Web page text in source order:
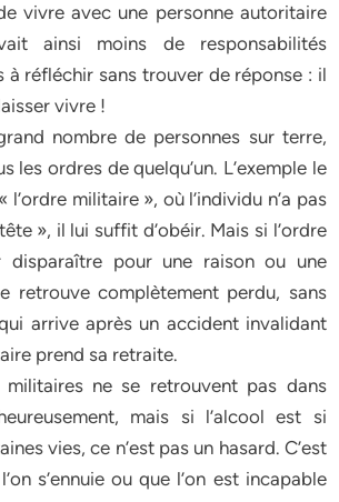
vivre avec une personne autoritaire
ainsi moins de responsabilités
à réfléchir sans trouver de réponse : il
vivre !
nombre de personnes sur terre,
les ordres de quelqu’un. L’exemple le
l’ordre militaire », où l’individu n’a pas
», il lui suffit d’obéir. Mais si l’ordre
pour une raison ou une
retrouve complètement perdu, sans
arrive après un accident invalidant
prend sa retraite.
militaires ne se retrouvent pas dans
mais si l’alcool est si
vies, ce n’est pas un hasard. C’est
s’ennuie ou que l’on est incapable